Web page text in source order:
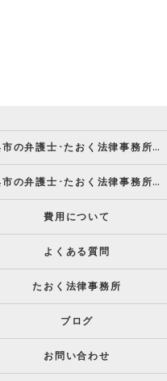
呉市の弁護士･たおく法律事務所の強み
呉市の弁護士･たおく法律事務所の方針
費用について
よくある質問
たおく法律事務所
ブログ
お問い合わせ